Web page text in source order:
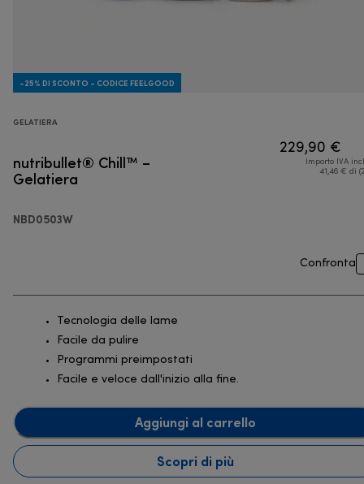
-25% DI SCONTO - CODICE FEELGOOD
GELATIERA
nutribullet® Chill™ –
Gelatiera
NBD0503W
229,90 €
Importo IVA
41,46 € di
Confronta
Tecnologia delle lame
Facile da pulire
Programmi preimpostati
Facile e veloce dall'inizio alla fine.
Aggiungi al carrello
Scopri di più